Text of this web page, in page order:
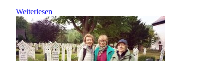
Weiterlesen